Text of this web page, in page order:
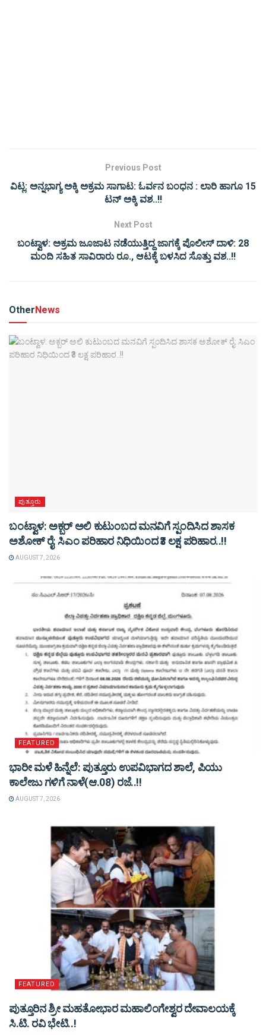
Previous Post
ವಿಟ್ಲ: ಅನ್ನಭಾಗ್ಯ ಅಕ್ಕಿ ಅಕ್ರಮ ಸಾಗಾಟ: ಓರ್ವನ ಬಂಧನ : ಲಾರಿ ಹಾಗೂ 15
ಟನ್ ಅಕ್ಕಿ ವಶ..!!
Next Post
ಬಂಟ್ವಾಳ: ಅಕ್ರಮ ಜೂಜಾಟ ನಡೆಯುತ್ತಿದ್ದ ಜಾಗಕ್ಕೆ ಪೊಲೀಸ್ ದಾಳಿ: 28
ಮಂದಿ ಸಹಿತ ಸಾವಿರಾರು ರೂ., ಆಟಕ್ಕೆ ಬಳಸಿದ ಸೊತ್ತು ವಶ..!!
OtherNews
ಪುತ್ತೂರು
ಬಂಟ್ವಾಳ: ಅಕ್ಬರ್ ಅಲಿ ಕುಟುಂಬದ ಮನವಿಗೆ ಸ್ಪಂದಿಸಿದ ಶಾಸಕ
ಅಶೋಕ್ ರೈ: ಸಿಎಂ ಪರಿಹಾರ ನಿಧಿಯಿಂದ ₹3 ಲಕ್ಷ ಪರಿಹಾರ..!!
AUGUST 7, 2026
FEATURED
ಭಾರೀ ಮಳೆ ಹಿನ್ನೆಲೆ: ಪುತ್ತೂರು ಉಪವಿಭಾಗದ ಶಾಲೆ, ಪಿಯು
ಕಾಲೇಜು ಗಳಿಗೆ ನಾಳೆ(ಆ.08) ರಜೆ..!!
AUGUST 7, 2026
FEATURED
ಪುತ್ತೂರಿನ ಶ್ರೀ ಮಹತೋಭಾರ ಮಹಾಲಿಂಗೇಶ್ವರ ದೇವಾಲಯಕ್ಕೆ
ಸಿ.ಟಿ. ರವಿ ಭೇಟಿ..!